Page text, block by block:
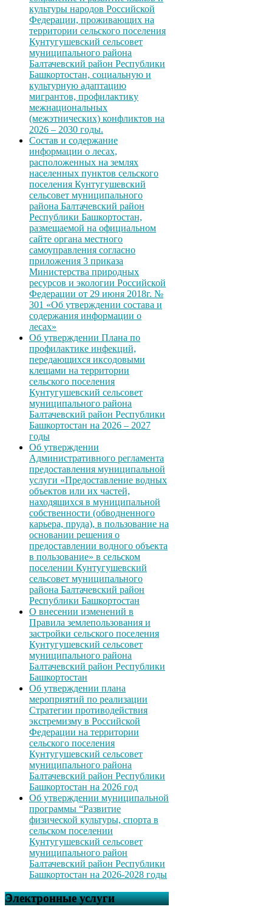
культуры народов Российской
Федерации, проживающих на
территории сельского поселения
Кунтугушевский сельсовет
муниципального района
Балтачевский район Республики
Башкортостан, социальную и
культурную адаптацию
мигрантов, профилактику
межнациональных
(межэтнических) конфликтов на
2026 – 2030 годы.
Состав и содержание
информации о лесах,
расположенных на землях
населенных пунктов сельского
поселения Кунтугушевский
сельсовет муниципального
района Балтачевский район
Республики Башкортостан,
размещаемой на официальном
сайте органа местного
самоуправления согласно
приложения 3 приказа
Министерства природных
ресурсов и экологии Российской
Федерации от 29 июня 2018г. №
301 «Об утверждении состава и
содержания информации о
лесах»
Об утверждении Плана по
профилактике инфекций,
передающихся иксодовыми
клещами на территории
сельского поселения
Кунтугушевский сельсовет
муниципального района
Балтачевский район Республики
Башкортостан на 2026 – 2027
годы
Об утверждении
Административного регламента
предоставления муниципальной
услуги «Предоставление водных
объектов или их частей,
находящихся в муниципальной
собственности (обводненного
карьера, пруда), в пользование на
основании решения о
предоставлении водного объекта
в пользование» в сельском
поселении Кунтугушевский
сельсовет муниципального
района Балтачевский район
Республики Башкортостан
О внесении изменений в
Правила землепользования и
застройки сельского поселения
Кунтугушевский сельсовет
муниципального района
Балтачевский район Республики
Башкортостан
Об утверждении плана
мероприятий по реализации
Стратегии противодействия
экстремизму в Российской
Федерации на территории
сельского поселения
Кунтугушевский сельсовет
муниципального района
Балтачевский район Республики
Башкортостан на 2026 год
Об утверждении муниципальной
программы “Развитие
физической культуры, спорта в
сельском поселении
Кунтугушевский сельсовет
муниципального район
Балтачевский район Республики
Башкортостан на 2026-2028 годы
Электронные услуги